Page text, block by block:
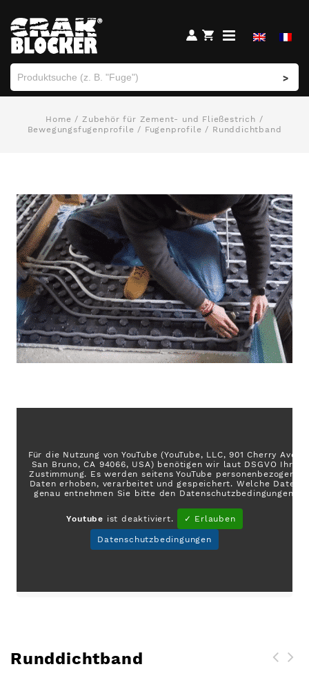
>
Home /Zubehör für Zement- und Fließestrich /
Bewegungsfugenprofile / Fugenprofile / Runddichtband
Für die Nutzung von YouTube (YouTube, LLC, 901 Cherry Ave.,
San Bruno, CA 94066, USA) benötigen wir laut DSGVO Ihre
Zustimmung. Es werden seitens YouTube personenbezogene
Daten erhoben, verarbeitet und gespeichert. Welche Daten
genau entnehmen Sie bitte den Datenschutzbedingungen.
Youtube ist deaktiviert. ✓ Erlauben
Datenschutzbedingungen
Runddichtband